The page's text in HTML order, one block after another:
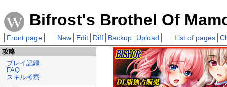
Bifrost's Brothel Of
Front page New Edit Diff Backup Upload List of pages
攻略
プレイ記録
FAQ
スキル考察